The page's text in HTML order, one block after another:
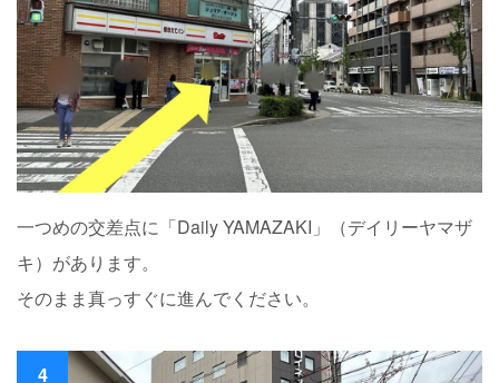
一つめの交差点に「Daily YAMAZAKI」（デイリーヤマザ
キ）があります。
そのまま真っすぐに進んでください。
4